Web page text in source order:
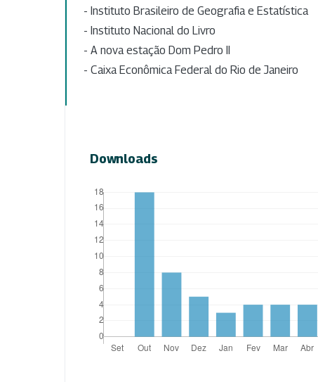
- Instituto Brasileiro de Geografia e Estatística
- Instituto Nacional do Livro
- A nova estação Dom Pedro II
- Caixa Econômica Federal do Rio de Janeiro
Downloads